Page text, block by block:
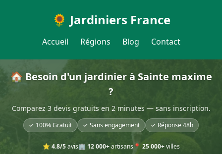
🌻 Jardiniers France
Accueil Régions Blog Contact
🏠 Besoin d'un jardinier à Sainte maxime
?
Comparez 3 devis gratuits en 2 minutes — sans inscription.
✓ 100% Gratuit ✓ Sans engagement ✓ Réponse 48h
⭐ 4.8/5avis🏢 12 000+artisans📍 25 000+villes